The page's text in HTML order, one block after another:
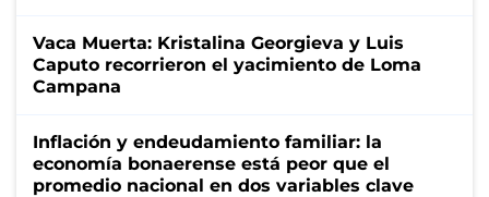
Vaca Muerta: Kristalina Georgieva y Luis
Caputo recorrieron el yacimiento de Loma
Campana
Inflación y endeudamiento familiar: la
economía bonaerense está peor que el
promedio nacional en dos variables clave